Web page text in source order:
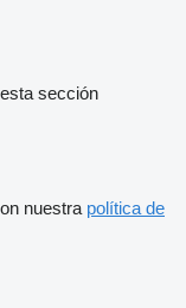
sección
nuestra política de